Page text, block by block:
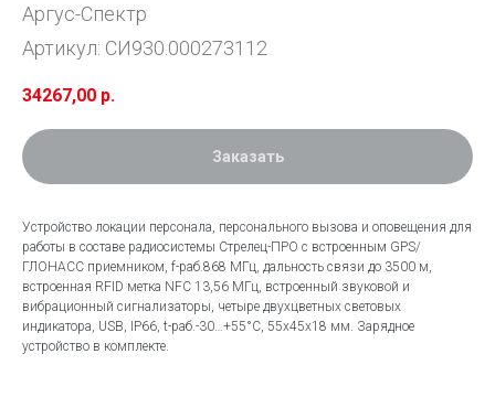
Аргус-Спектр
Артикул: СИ930.000273112
34267,00 р.
Заказать
Устройство локации персонала, персонального вызова и оповещения для
работы в составе радиосистемы Стрелец-ПРО с встроенным GPS/
ГЛОНАСС приемником, f-раб.868 МГц, дальность связи до 3500 м,
встроенная RFID метка NFC 13,56 МГц, встроенный звуковой и
вибрационный сигнализаторы, четыре двухцветных световых
индикатора, USB, IP66, t-раб.-30…+55°С, 55х45х18 мм. Зарядное
устройство в комплекте.